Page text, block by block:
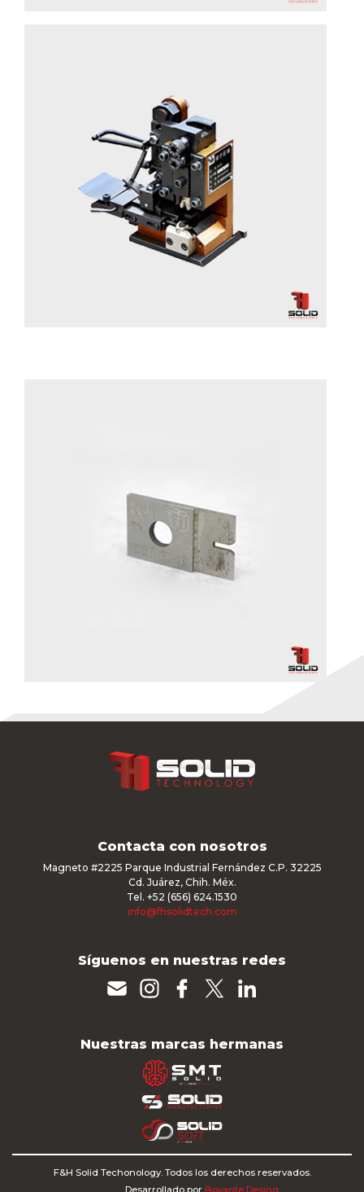
Contacta con nosotros
Magneto #2225 Parque Industrial Fernández C.P. 32225
Cd. Juárez, Chih. Méx.
Tel. +52 (656) 624.1530
info@fhsolidtech.com
Síguenos en nuestras redes
Nuestras marcas hermanas
F&H Solid Techonology. Todos los derechos reservados.
Desarrollado por Boyante Desing